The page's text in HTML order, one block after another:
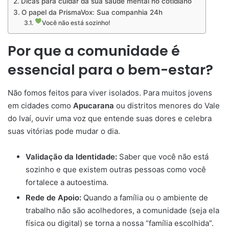
O papel da PrismaVox: Sua companhia 24h
Você não está sozinho!
Por que a comunidade é
essencial para o bem-estar?
Não fomos feitos para viver isolados. Para muitos jovens
em cidades como Apucarana ou distritos menores do Vale
do Ivaí, ouvir uma voz que entende suas dores e celebra
suas vitórias pode mudar o dia.
Validação da Identidade: Saber que você não está
sozinho e que existem outras pessoas como você
fortalece a autoestima.
Rede de Apoio: Quando a família ou o ambiente de
trabalho não são acolhedores, a comunidade (seja ela
física ou digital) se torna a nossa “família escolhida”.